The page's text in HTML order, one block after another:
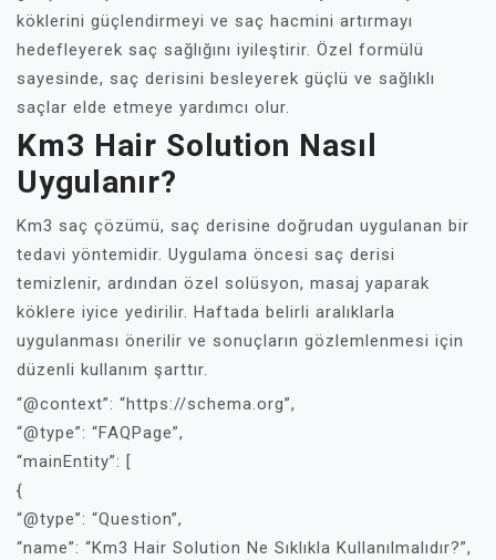
köklerini güçlendirmeyi ve saç hacmini artırmayı
hedefleyerek saç sağlığını iyileştirir. Özel formülü
sayesinde, saç derisini besleyerek güçlü ve sağlıklı
saçlar elde etmeye yardımcı olur.
Km3 Hair Solution Nasıl
Uygulanır?
Km3 saç çözümü, saç derisine doğrudan uygulanan bir
tedavi yöntemidir. Uygulama öncesi saç derisi
temizlenir, ardından özel solüsyon, masaj yaparak
köklere iyice yedirilir. Haftada belirli aralıklarla
uygulanması önerilir ve sonuçların gözlemlenmesi için
düzenli kullanım şarttır.
“@context”: “https://schema.org”,
“@type”: “FAQPage”,
“mainEntity”: [
{
“@type”: “Question”,
“name”: “Km3 Hair Solution Ne Sıklıkla Kullanılmalıdır?”,